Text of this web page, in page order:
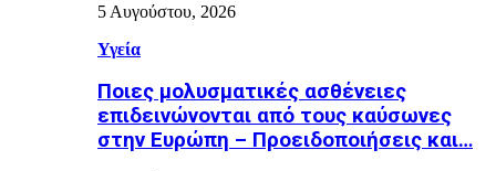
5 Αυγούστου, 2026
Υγεία
Ποιες μολυσματικές ασθένειες
επιδεινώνονται από τους καύσωνες
στην Ευρώπη – Προειδοποιήσεις και…